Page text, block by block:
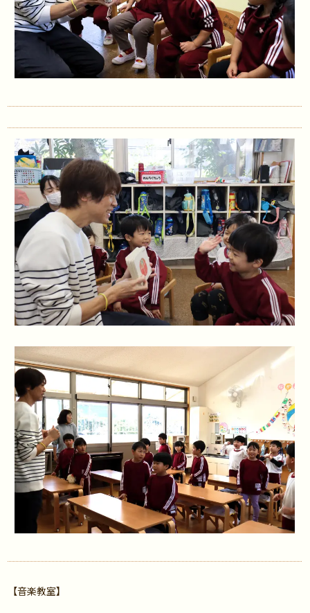
【音楽教室】